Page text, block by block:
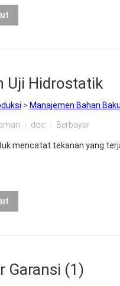
Uji Hidrostatik
> Manajemen Bahan Baku
doc Berbayar
mencatat tekanan yang
Garansi (1)